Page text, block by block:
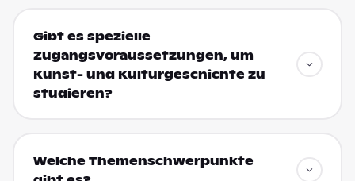
Gibt es spezielle
Zugangsvoraussetzungen, um
Kunst- und Kulturgeschichte zu
studieren?
Welche Themenschwerpunkte